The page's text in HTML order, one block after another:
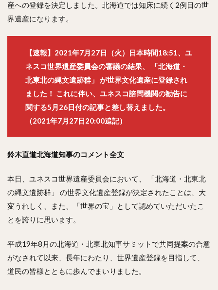
産への登録を決定しました。北海道では知床に続く2例目の世
界遺産になります。
【速報】2021年7月27日（火）日本時間18:51、ユ
ネスコ世界遺産委員会の審議の結果、 「北海道・
北東北の縄文遺跡群」 が世界文化遺産に登録され
ました！ これに伴い、ユネスコ諮問機関の勧告に
関する5月26日付の記事と差し替えました。
（2021年7月27日20:00追記）
鈴木直道北海道知事のコメント全文
本日、ユネスコ世界遺産委員会において、 「北海道・北東北
の縄文遺跡群」 の世界文化遺産登録が決定されたことは、大
変うれしく、また、「世界の宝」として認めていただいたこ
とを誇りに思います。
平成19年8月の北海道・北東北知事サミットで共同提案の合意
がなされて以来、長年にわたり、世界遺産登録を目指して、
道民の皆様とともに歩んでまいりました。